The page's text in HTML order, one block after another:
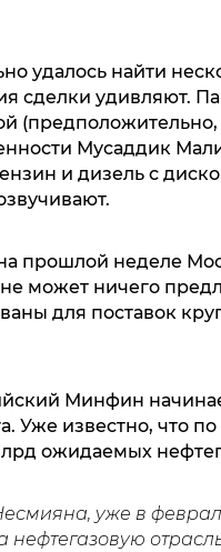
удалось найти
сделки удивляют.
Мусаддик
и дизель с
прошлой неделе
может ничего
для поставок
Минфин
Уже известно, что
ожидаемых
уже в
нефтегазовую